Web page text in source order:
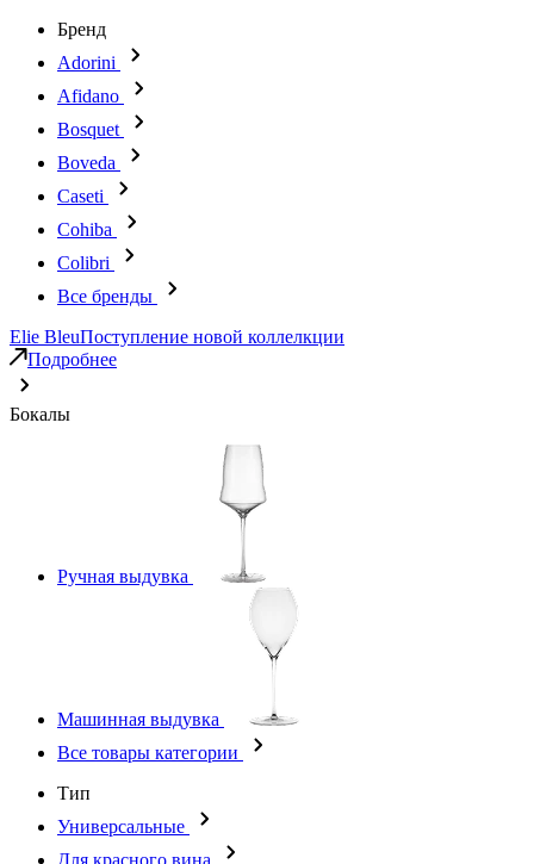
Бренд
Adorini
Afidano
Bosquet
Boveda
Caseti
Cohiba
Colibri
Все бренды
Elie BleuПоступление новой коллелкции
Подробнее
Бокалы
Ручная выдувка
Машинная выдувка
Все товары категории
Тип
Универсальные
Для красного вина